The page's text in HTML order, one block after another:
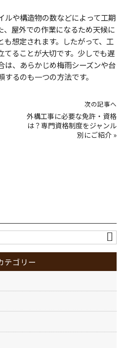
ルや構造物の数などによって工期
、屋外での作業になるため天候に
も想定されます。したがって、工
てることが大切です。少しでも遅
は、あらかじめ梅雨シーズンや台
るのも一つの方法です。
次の記事へ
外構工事に必要な免許・資格
は？専門資格制度をジャンル
別にご紹介 »
テゴリー